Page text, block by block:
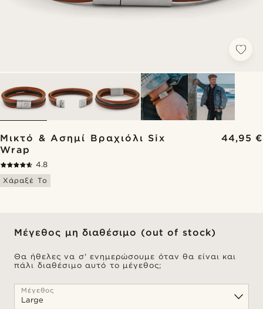
Μικτό & Ασημί Βραχιόλι Six
Wrap
44,95 €
4.8
Χάραξέ Το
Μέγεθος μη διαθέσιμο (out of stock)
Θα ήθελες να σ' ενημερώσουμε όταν θα είναι και
πάλι διαθέσιμο αυτό το μέγεθος;
Μέγεθος